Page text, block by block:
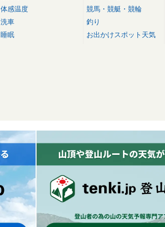
体感温度
洗車
睡眠
競馬・競艇・競輪
釣り
お出かけスポット天気